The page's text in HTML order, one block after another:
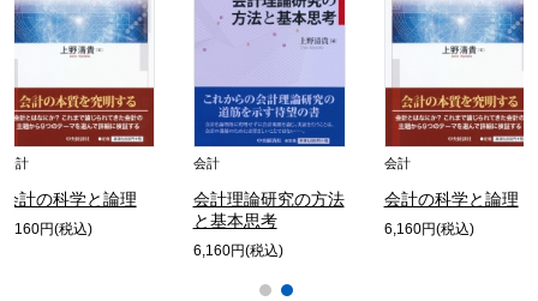
会計
会計の科学と論理
6,160円(税込)
会計
会計理論研究の方法
と基本思考
6,160円(税込)
会計
会計の科学と論理
6,160円(税込)